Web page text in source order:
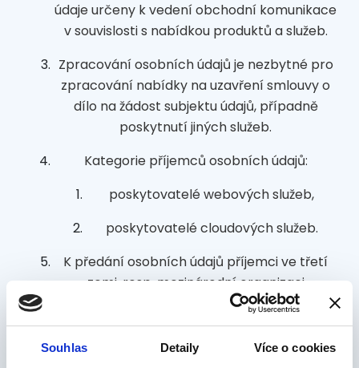
Souhlas Detaily Více o cookies
údaje určeny k vedení obchodní komunikace
v souvislosti s nabídkou produktů a služeb.
Zpracování osobních údajů je nezbytné pro
zpracování nabídky na uzavření smlouvy o
dílo na žádost subjektu údajů, případně
poskytnutí jiných služeb.
Kategorie příjemců osobních údajů:
poskytovatelé webových služeb,
poskytovatelé cloudových služeb.
K předání osobních údajů příjemci ve třetí
zemi, resp. mezinárodní organizaci
NEDOCHÁZÍ.
trvání práv a povinností souvisejících